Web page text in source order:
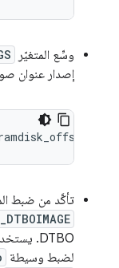
وسِّع المتغيّر
إصدار عنوان
تأكَّد من ضبط
لضبط وسيطة